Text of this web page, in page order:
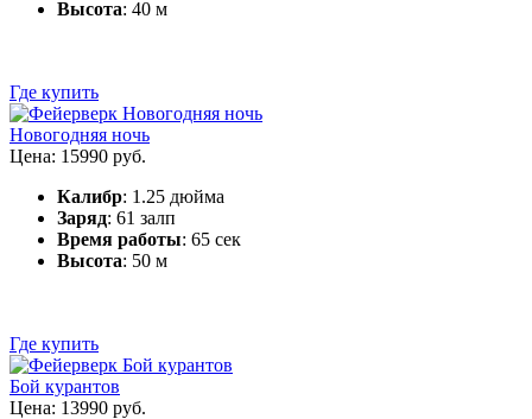
Высота: 40 м
Где купить
Новогодняя ночь
Цена: 15990 руб.
Калибр: 1.25 дюйма
Заряд: 61 залп
Время работы: 65 сек
Высота: 50 м
Где купить
Бой курантов
Цена: 13990 руб.